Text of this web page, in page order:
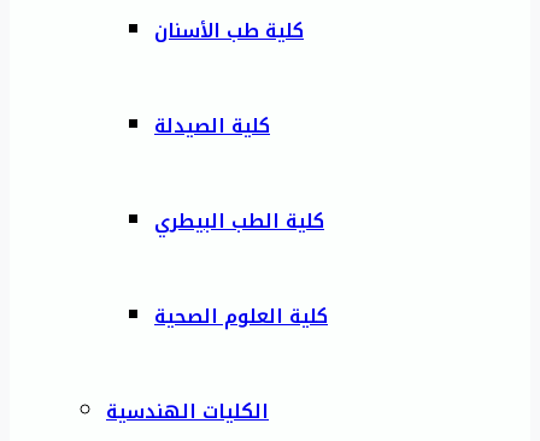
كلية طب الأسنان
كلية الصيدلة
كلية الطب البيطري
كلية العلوم الصحية
الكليات الهندسية